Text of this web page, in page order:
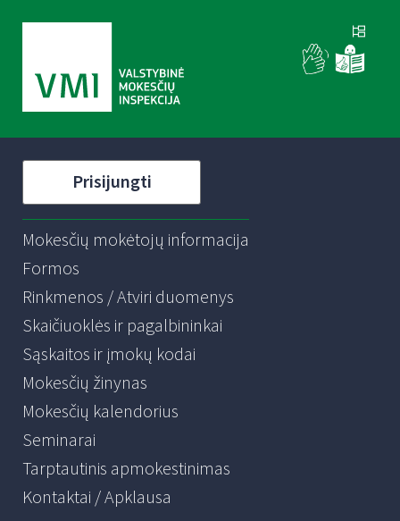
Prisijungti
Mokesčių mokėtojų informacija
Formos
Rinkmenos / Atviri duomenys
Skaičiuoklės ir pagalbininkai
Sąskaitos ir įmokų kodai
Mokesčių žinynas
Mokesčių kalendorius
Seminarai
Tarptautinis apmokestinimas
Kontaktai / Apklausa